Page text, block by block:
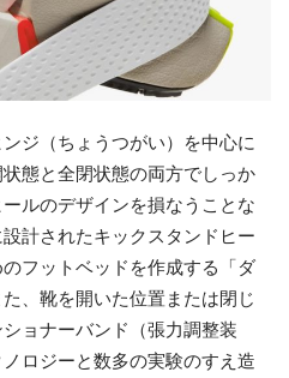
ジ（ちょうつがい）を中心に
態と全閉状態の両方でしっか
ルのデザインを損なうことな
計されたキックスタンドヒー
フットベッドを作成する「ダ
、靴を開いた位置または閉じ
ョナーバンド（張力調整装
ロジーと数多の実験のすえ造